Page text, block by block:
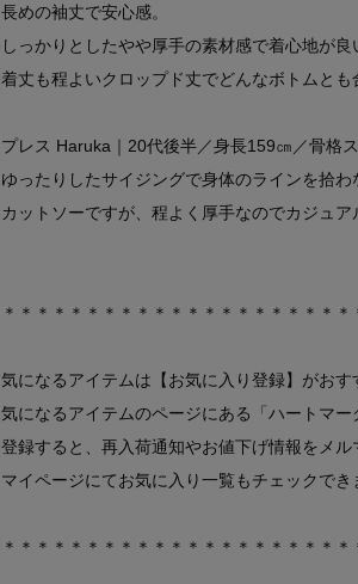
長めの袖丈で安心感。
しっかりとしたやや厚手の素材感で着心地が良
着丈も程よいクロップド丈でどんなボトムとも
プレス Haruka｜20代後半／身長159㎝／骨格
ゆったりしたサイジングで身体のラインを拾わ
カットソーですが、程よく厚手なのでカジュア
＊＊＊＊＊＊＊＊＊＊＊＊＊＊＊＊＊＊＊＊＊
気になるアイテムは【お気に入り登録】がおす
気になるアイテムのページにある「ハートマー
登録すると、再入荷通知やお値下げ情報をメル
マイページにてお気に入り一覧もチェックでき
＊＊＊＊＊＊＊＊＊＊＊＊＊＊＊＊＊＊＊＊＊